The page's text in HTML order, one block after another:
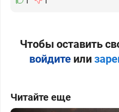
Чтобы оставить
войдитеили
Читайте еще